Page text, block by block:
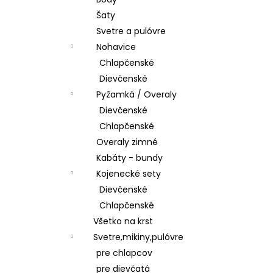
Šaty
Svetre a pulóvre
Nohavice
Chlapčenské
Dievčenské
Pyžamká / Overaly
Dievčenské
Chlapčenské
Overaly zimné
Kabáty - bundy
Kojenecké sety
Dievčenské
Chlapčenské
Všetko na krst
Svetre,mikiny,pulóvre
pre chlapcov
pre dievčatá
ŠATY
€28,50